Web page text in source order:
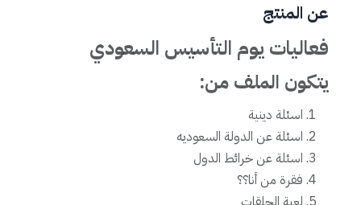
عن المنتج
فعاليات يوم التأسيس السعودي
يتكون الملف من:
اسئلة دينية
اسئلة عن الدولة السعوديه
اسئلة عن خرائط الدول
فقرة من أنا؟؟